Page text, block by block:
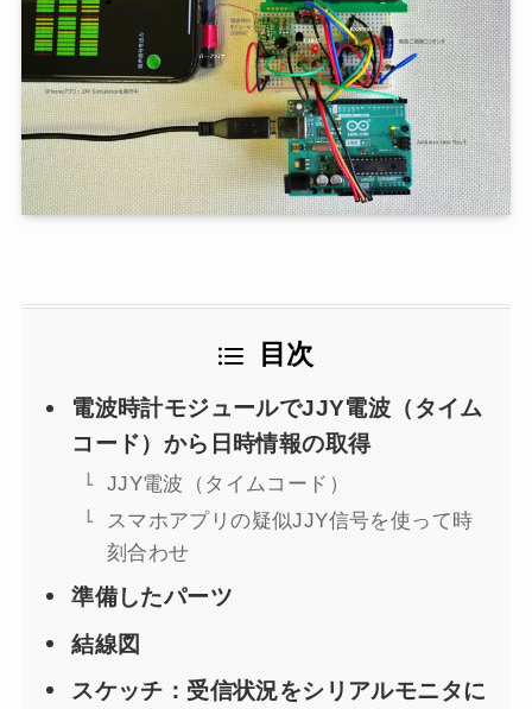
目次
電波時計モジュールでJJY電波（タイム
コード）から日時情報の取得
JJY電波（タイムコード）
スマホアプリの疑似JJY信号を使って時
刻合わせ
準備したパーツ
結線図
スケッチ：受信状況をシリアルモニタに